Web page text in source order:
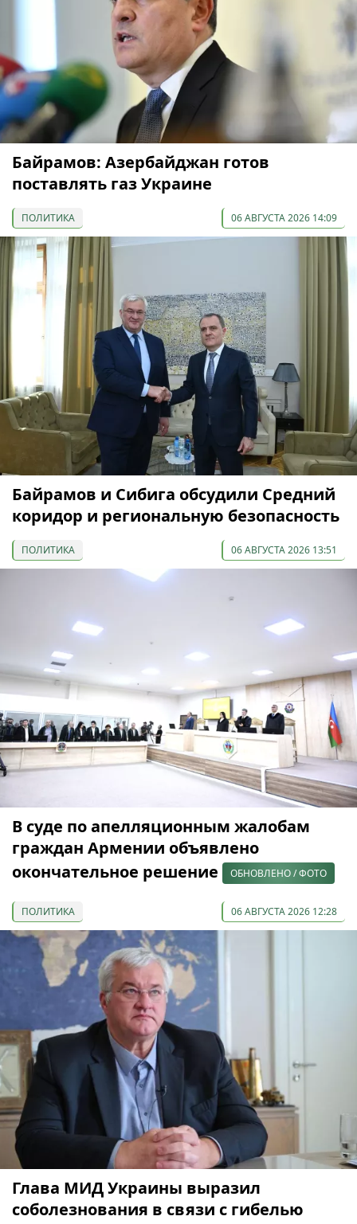
Байрамов: Азербайджан готов
поставлять газ Украине
ПОЛИТИКА 06 АВГУСТА 2026 14:09
Байрамов и Сибига обсудили Средний
коридор и региональную безопасность
ПОЛИТИКА 06 АВГУСТА 2026 13:51
В суде по апелляционным жалобам
граждан Армении объявлено
окончательное решение
ОБНОВЛЕНО / ФОТО
ПОЛИТИКА 06 АВГУСТА 2026 12:28
Глава МИД Украины выразил
соболезнования в связи с гибелью